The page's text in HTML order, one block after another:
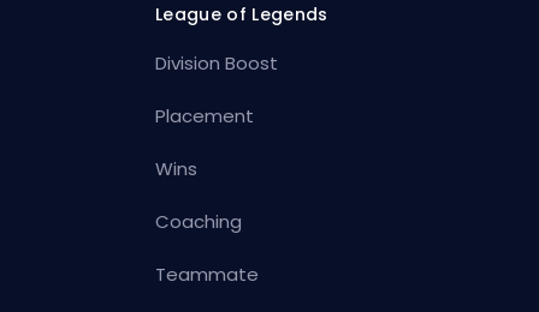
League of Legends
Division Boost
Placement
Wins
Coaching
Teammate